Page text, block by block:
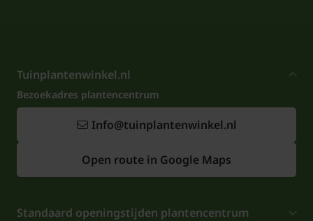
Tuinplantenwinkel.nl
Bezoekadres plantencentrum
Info@tuinplantenwinkel.nl
Open route in Google Maps
Standaard openingstijden plantencentrum